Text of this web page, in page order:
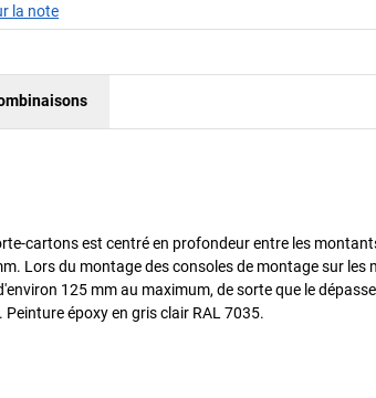
la note
cartons est centré en profondeur entre les
Lors du montage des consoles de montage sur les
125 mm au maximum, de sorte que le
époxy en gris clair RAL 7035.